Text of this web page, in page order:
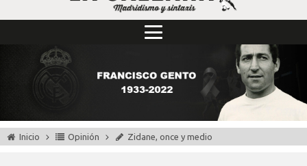
Inicio Opinión Zidane, once y medio